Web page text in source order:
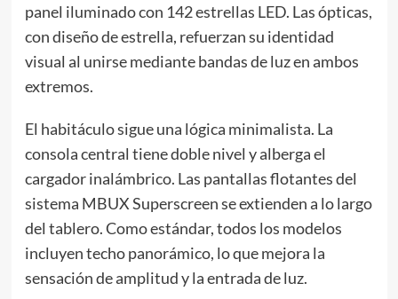
panel iluminado con 142 estrellas LED. Las ópticas,
con diseño de estrella, refuerzan su identidad
visual al unirse mediante bandas de luz en ambos
extremos.
El habitáculo sigue una lógica minimalista. La
consola central tiene doble nivel y alberga el
cargador inalámbrico. Las pantallas flotantes del
sistema MBUX Superscreen se extienden a lo largo
del tablero. Como estándar, todos los modelos
incluyen techo panorámico, lo que mejora la
sensación de amplitud y la entrada de luz.